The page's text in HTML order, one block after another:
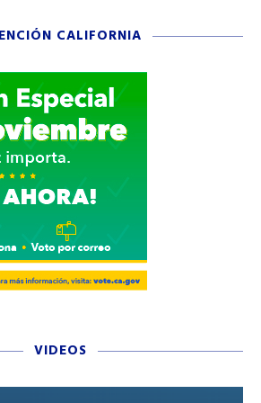
CALIFORNIA
VIDEOS